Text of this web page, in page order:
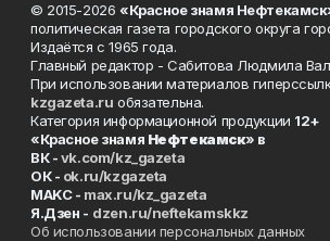
© 2015-2026 «Красное знамя
политическая газета городского округа
Издаётся с 1965 года.
Главный редактор - Сабитова Людмила
При использовании материалов
kzgazeta.ru обязательна.
Категория информационной продукции 12+
«Красное знамя Нефтекамск» в
ВК -vk.com/kz_gazeta
ОК - ok.ru/kzgazeta
MAKC - max.ru/kz_gazeta
Я.Дзен - dzen.ru/neftekamskkz
Об использовании персональных данных